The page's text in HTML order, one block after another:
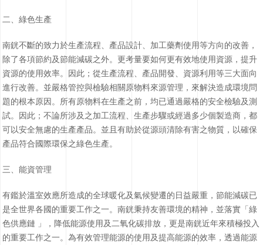
二、綠色生產
南銧不斷的致力於生產流程、產品設計、加工藥劑使用等方向的改善，
除了各項節約及節能減碳之外。更考量要如何更有效地使用資源，提升
資源的使用效率。因此；從生產流程、產品開發、資源利用等三大面向
進行改善。並嚴格管控與檢驗相關原物料來源管理，來解決造成環境問
題的根本原因。所有原物料在生產之前，均已通過嚴格的安全檢驗及測
試。因此；不論所涉及之加工流程、生產步驟或經過多少個製造商，都
可以安全無慮的生產產品。並且有助於從源頭清除有害之物質，以確保
產品符合國際環保之綠色生產。
三、能資管理
有鑑於溫室效應所造成的全球暖化及氣候變遷的日益嚴重，節能減碳已
是全世界各國的重要工作之一。南銧秉持友善環境的精神，並落實「綠
色供應鏈 」，降低能源使用及二氧化碳排放，更是南銧近年來積極投入
的重要工作之一。為有效管理能源的使用及提高能源的效率，透過能源